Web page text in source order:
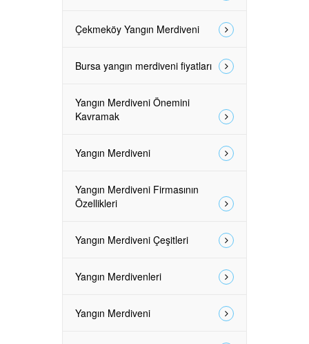
Çekmeköy Yangın Merdiveni
Bursa yangın merdiveni fiyatları
Yangın Merdiveni Önemini
Kavramak
Yangın Merdiveni
Yangın Merdiveni Firmasının
Özellikleri
Yangın Merdiveni Çeşitleri
Yangın Merdivenleri
Yangın Merdiveni